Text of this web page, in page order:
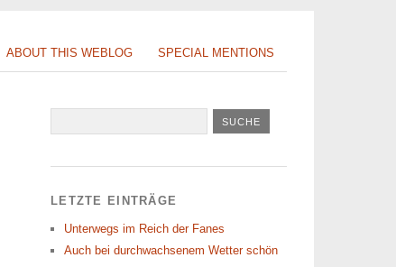
ABOUT THIS WEBLOG SPECIAL MENTIONS
LETZTE EINTRÄGE
Unterwegs im Reich der Fanes
Auch bei durchwachsenem Wetter schön